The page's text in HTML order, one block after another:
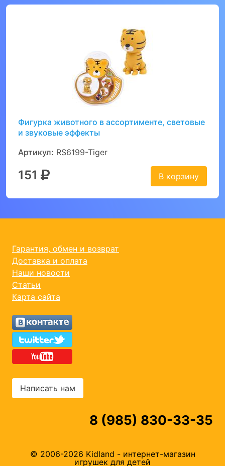
Фигурка животного в ассортименте, световые
и звуковые эффекты
Артикул: RS6199-Tiger
151 В корзину
Гарантия, обмен и возврат
Доставка и оплата
Наши новости
Статьи
Карта сайта
Написать нам
8 (985) 830-33-35
© 2006-2026 Kidland - интернет-магазин
игрушек для детей